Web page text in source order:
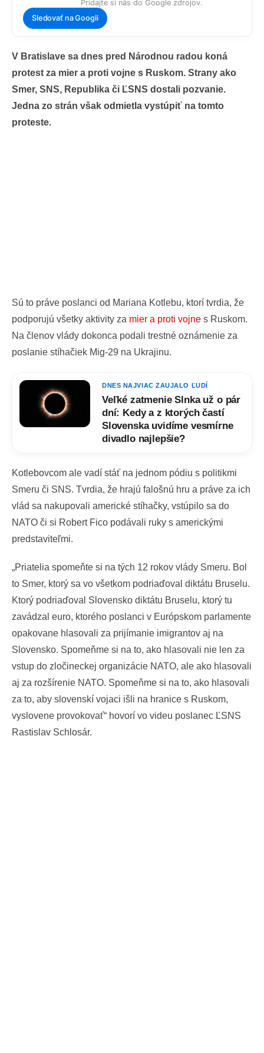
Pridajte si nás do Google zdrojov.
Sledovať na Googli
V Bratislave sa dnes pred Národnou radou koná
protest za mier a proti vojne s Ruskom. Strany ako
Smer, SNS, Republika či ĽSNS dostali pozvanie.
Jedna zo strán však odmietla vystúpiť na tomto
proteste.
Sú to práve poslanci od Mariana Kotlebu, ktorí tvrdia, že
podporujú všetky aktivity za mier a proti vojne s Ruskom.
Na členov vlády dokonca podali trestné oznámenie za
poslanie stíhačiek Mig-29 na Ukrajinu.
DNES NAJVIAC ZAUJALO ĽUDÍ
Veľké zatmenie Slnka už o pár
dní: Kedy a z ktorých častí
Slovenska uvidíme vesmírne
divadlo najlepšie?
Kotlebovcom ale vadí stáť na jednom pódiu s politikmi
Smeru či SNS. Tvrdia, že hrajú falošnú hru a práve za ich
vlád sa nakupovali americké stíhačky, vstúpilo sa do
NATO či si Robert Fico podávali ruky s americkými
predstaviteľmi.
„Priatelia spomeňte si na tých 12 rokov vlády Smeru. Bol
to Smer, ktorý sa vo všetkom podriaďoval diktátu Bruselu.
Ktorý podriaďoval Slovensko diktátu Bruselu, ktorý tu
zavádzal euro, ktorého poslanci v Európskom parlamente
opakovane hlasovali za prijímanie imigrantov aj na
Slovensko. Spomeňme si na to, ako hlasovali nie len za
vstup do zločineckej organizácie NATO, ale ako hlasovali
aj za rozšírenie NATO. Spomeňme si na to, ako hlasovali
za to, aby slovenskí vojaci išli na hranice s Ruskom,
vyslovene provokovať“ hovorí vo videu poslanec ĽSNS
Rastislav Schlosár.